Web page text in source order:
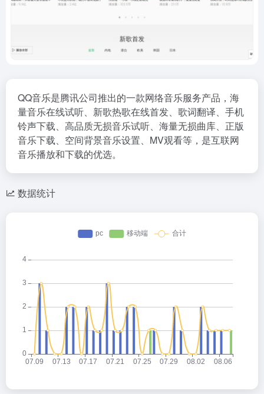
QQ音乐是腾讯公司推出的一款网络音乐服务产品，海
量音乐在线试听、新歌热歌在线首发、歌词翻译、手机
铃声下载、高品质无损音乐试听、海量无损曲库、正版
音乐下载、空间背景音乐设置、MV观看等，是互联网
音乐播放和下载的优选。
数据统计